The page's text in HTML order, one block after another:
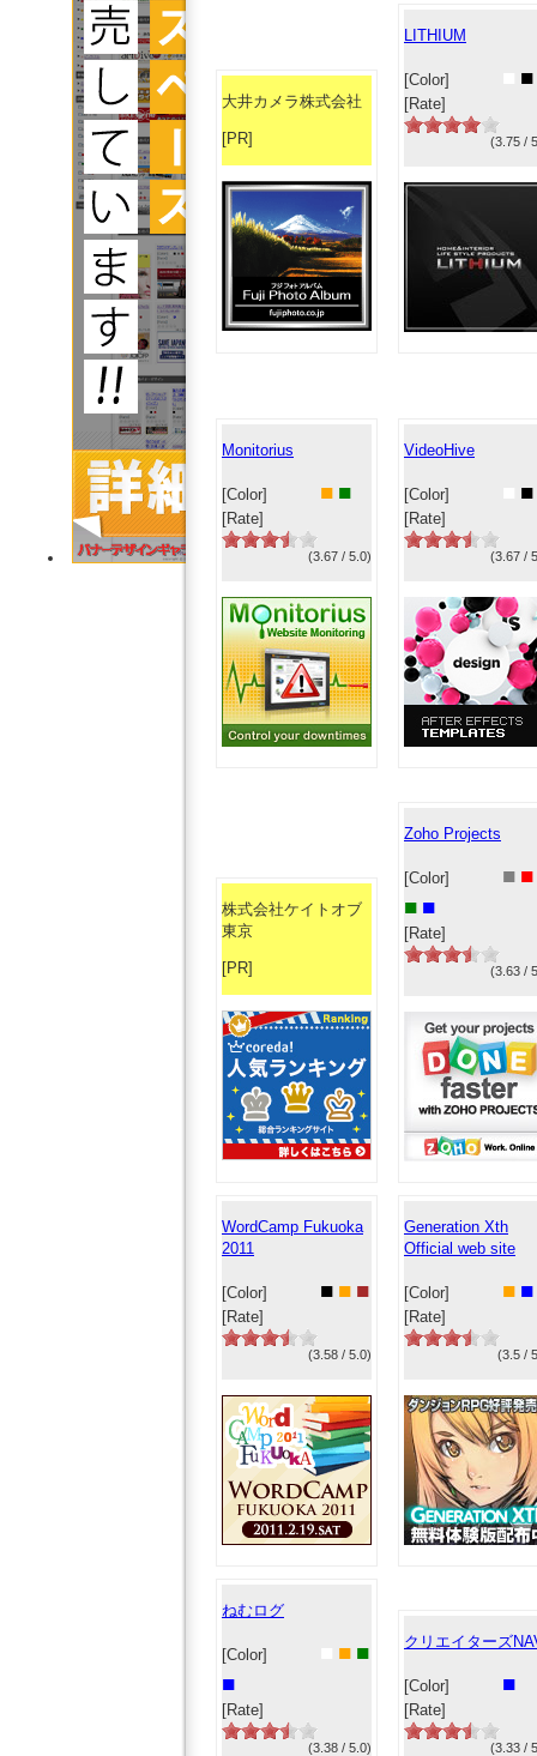
大井カメラ株式会社
[PR]
LITHIUM
[Color] ■
[Rate]
(3.75 /
Monitorius
[Color] ■ ■
[Rate]
(3.67 / 5.0)
VideoHive
[Color] ■
[Rate]
(3.67 /
株式会社ケイトオブ
東京
[PR]
Zoho Projects
[Color] ■ ■
■ ■
[Rate]
(3.63 /
WordCamp Fukuoka
2011
[Color] ■ ■ ■
[Rate]
(3.58 / 5.0)
Generation Xth
Official web site
[Color] ■ ■
[Rate]
(3.5 /
ねむログ
[Color] ■ ■
■
[Rate]
(3.38 / 5.0)
クリエイターズ
[Color] ■
[Rate]
(3.33 /